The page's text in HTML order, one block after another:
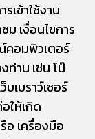
เข้าใช้งาน
ม เงื่อนไขการ
คอมพิวเตอร์
ท่าน เช่น โน๊
เบราว์เซอร์
ให้เกิด
เครื่องมือ